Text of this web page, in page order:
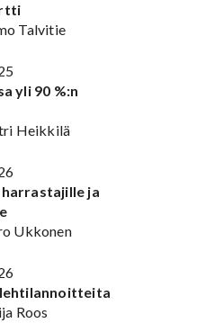
Talvitie
yli 90 %:n
Heikkilä
ja
Ukkonen
Roos